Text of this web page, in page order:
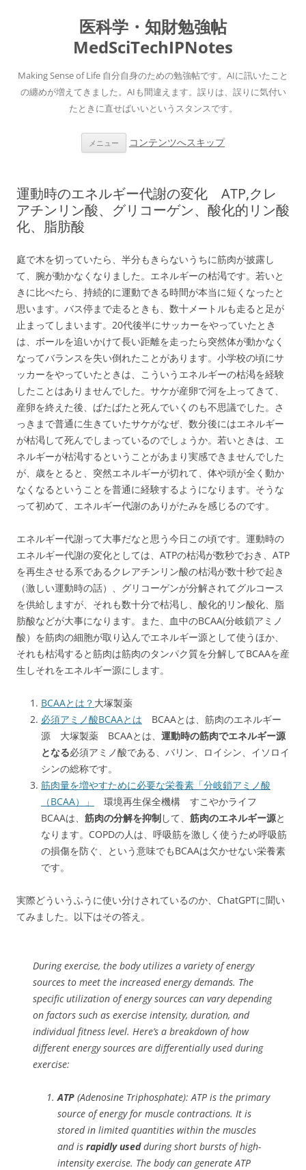
医科学・知財勉強帖
MedSciTechIPNotes
Making Sense of Life 自分自身のための勉強帖です。AIに訊いたこと
の纏めが増えてきました。AIも間違えます。誤りは、誤りに気付い
たときに直せばいいというスタンスです。
メニュー コンテンツへスキップ
運動時のエネルギー代謝の変化 ATP,クレ
アチンリン酸、グリコーゲン、酸化的リン酸
化、脂肪酸
庭で木を切っていたら、半分もきらないうちに筋肉が披露し
て、腕が動かなくなりました。エネルギーの枯渇です。若いと
きに比べたら、持続的に運動できる時間が本当に短くなったと
思います。バス停まで走るときも、数十メートルも走ると足が
止まってしまいます。20代後半にサッカーをやっていたとき
は、ボールを追いかけて長い距離を走ったら突然体が動かなく
なってバランスを失い倒れたことがあります。小学校の頃にサ
ッカーをやっていたときは、こういうエネルギーの枯渇を経験
したことはありませんでした。サケが産卵で河を上ってきて、
産卵を終えた後、ばたばたと死んでいくのも不思議でした。さ
っきまで普通に生きていたサケがなぜ、数分後にはエネルギー
が枯渇して死んでしまっているのでしょうか。若いときは、エ
ネルギーが枯渇するということがあまり実感できませんでした
が、歳をとると、突然エネルギーが切れて、体や頭が全く動か
なくなるということを普通に経験するようになります。そうな
って初めて、エネルギー代謝のありがたみを感じるのです。
エネルギー代謝って大事だなと思う今日この頃です。運動時の
エネルギー代謝の変化としては、ATPの枯渇が数秒でおき、ATP
を再生させる系であるクレアチンリン酸の枯渇が数十秒で起き
（激しい運動時の話）、グリコーゲンが分解されてグルコース
を供給しますが、それも数十分で枯渇し、酸化的リン酸化、脂
肪酸などが大事になります。また、血中のBCAA(分岐鎖アミノ
酸）を筋肉の細胞が取り込んでエネルギー源として使うほか、
それも枯渇すると筋肉は筋肉のタンパク質を分解してBCAAを産
生しそれをエネルギー源にします。
BCAAとは？ 大塚製薬
必須アミノ酸BCAAとは BCAAとは、筋肉のエネルギー
源 大塚製薬 BCAAとは、 運動時の筋肉でエネルギー源
となる必須アミノ酸である、バリン、ロイシン、イソロイ
シンの総称です。
筋肉量を増やすために必要な栄養素「分岐鎖アミノ酸
（BCAA）」
環境再生保全機構 すこやかライフ
BCAAは、 筋肉の分解を抑制して、 筋肉のエネルギー源と
なります。COPDの人は、呼吸筋を激しく使うため呼吸筋
の損傷を防ぐ、という意味でもBCAAは欠かせない栄養素
です。
実際どういうふうに使い分けされているのか、ChatGPTに聞い
てみました。以下はその答え。
During exercise, the body utilizes a variety of energy
sources to meet the increased energy demands. The
specific utilization of energy sources can vary depending
on factors such as exercise intensity, duration, and
individual fitness level. Here’s a breakdown of how
different energy sources are differentially used during
exercise:
ATP (Adenosine Triphosphate): ATP is the primary
source of energy for muscle contractions. It is
stored in limited quantities within the muscles
and is rapidly usedduring short bursts of high-
intensity exercise. The body can generate ATP